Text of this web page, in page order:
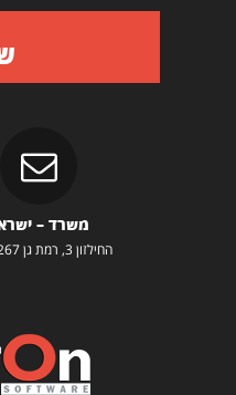
משרד –
החילזון 3, רמת גן 5252267